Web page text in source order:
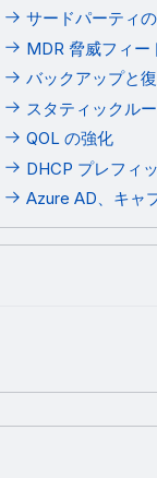
サードパーティ
MDR 脅威フィー
バックアップと
スタティックル
QOL の強化
DHCP プレフィ
Azure AD、キャ